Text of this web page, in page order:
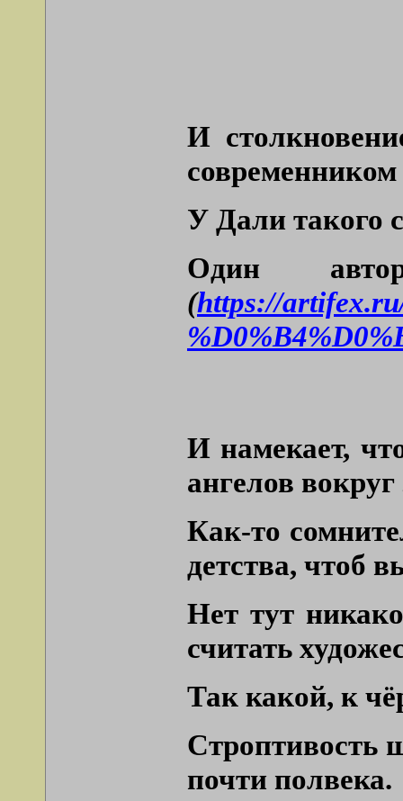
И
У Дали такого
Один
(https://
И намекает,
ангелов
Как-то
детства, чтоб
Нет тут
считать
Так какой, к
Строптивость
почти полвека.